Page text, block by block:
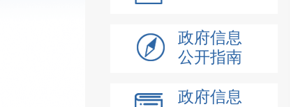
政府信息
公开指南
政府信息